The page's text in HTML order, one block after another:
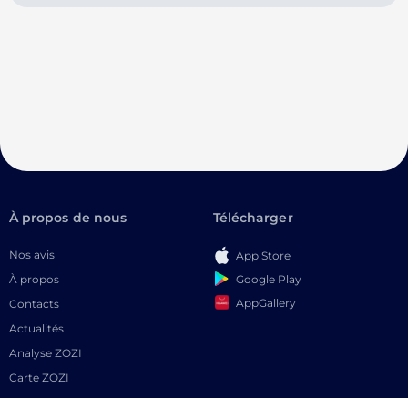
À propos de nous
Nos avis
À propos
Contacts
Actualités
Analyse ZOZI
Carte ZOZI
Télécharger
App Store
Google Play
AppGallery